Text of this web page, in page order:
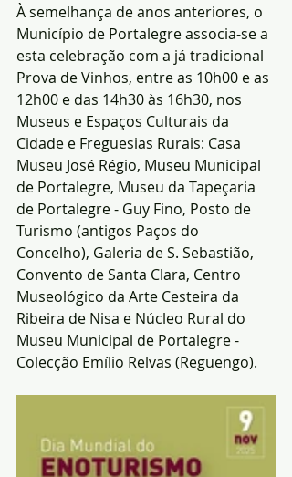
À semelhança de anos anteriores, o
Município de Portalegre associa-se a
esta celebração com a já tradicional
Prova de Vinhos, entre as 10h00 e as
12h00 e das 14h30 às 16h30, nos
Museus e Espaços Culturais da
Cidade e Freguesias Rurais: Casa
Museu José Régio, Museu Municipal
de Portalegre, Museu da Tapeçaria
de Portalegre - Guy Fino, Posto de
Turismo (antigos Paços do
Concelho), Galeria de S. Sebastião,
Convento de Santa Clara, Centro
Museológico da Arte Cesteira da
Ribeira de Nisa e Núcleo Rural do
Museu Municipal de Portalegre -
Colecção Emílio Relvas (Reguengo).